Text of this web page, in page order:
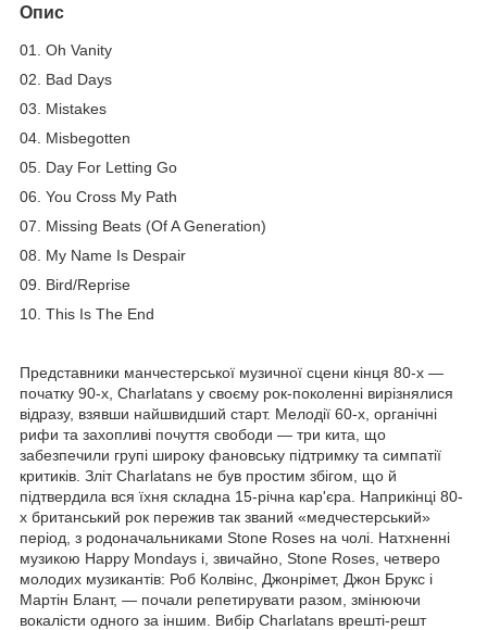
Опис
01. Oh Vanity
02. Bad Days
03. Mistakes
04. Misbegotten
05. Day For Letting Go
06. You Cross My Path
07. Missing Beats (Of A Generation)
08. My Name Is Despair
09. Bird/Reprise
10. This Is The End
Представники манчестерської музичної сцени кінця 80-х —
початку 90-х, Charlatans у своєму рок-поколенні вирізнялися
відразу, взявши найшвидший старт. Мелодії 60-х, органічні
рифи та захопливі почуття свободи — три кита, що
забезпечили групі широку фановську підтримку та симпатії
критиків. Зліт Charlatans не був простим збігом, що й
підтвердила вся їхня складна 15-річна кар'єра. Наприкінці 80-
х британський рок пережив так званий «медчестерський»
період, з родоначальниками Stone Roses на чолі. Натхненні
музикою Happy Mondays і, звичайно, Stone Roses, четверо
молодих музикантів: Роб Колвінс, Джонрімет, Джон Брукс і
Мартін Блант, — почали репетирувати разом, змінюючи
вокалісти одного за іншим. Вибір Charlatans врешті-решт